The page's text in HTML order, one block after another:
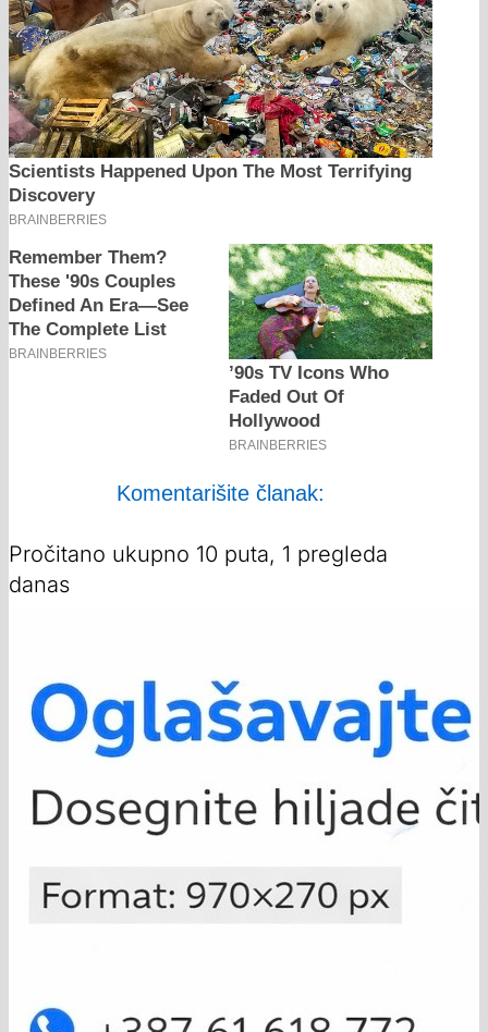
Komentarišite članak:
Pročitano ukupno 10 puta, 1 pregleda
danas